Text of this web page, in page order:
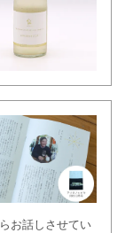
お話しさせてい